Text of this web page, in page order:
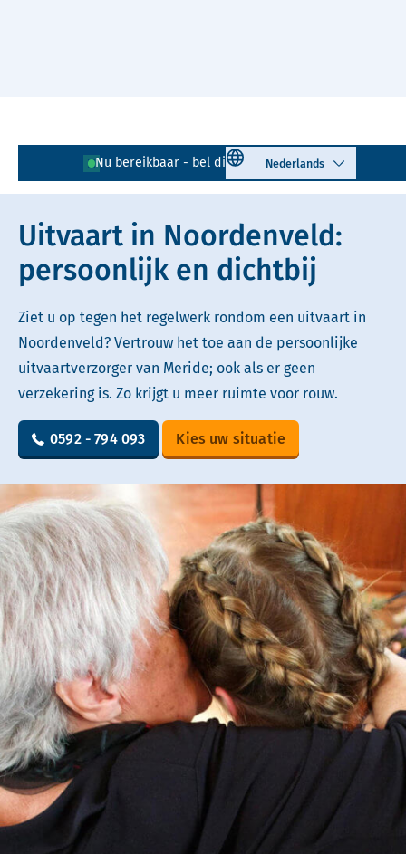
Nu bereikbaar - bel direct! 0592 - 794 093
Select language
Lees voor Uitleg woorden
Simpele tekst
Uitvaart in Noordenveld:
persoonlijk en dichtbij
Ziet u op tegen het regelwerk rondom een uitvaart in
Noordenveld? Vertrouw het toe aan de persoonlijke
uitvaartverzorger van Meride; ook als er geen
verzekering is. Zo krijgt u meer ruimte voor rouw.
0592 - 794 093 Kies uw situatie